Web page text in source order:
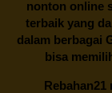
nonton online
terbaik yang
dalam berbagai
bisa
Rebahan21